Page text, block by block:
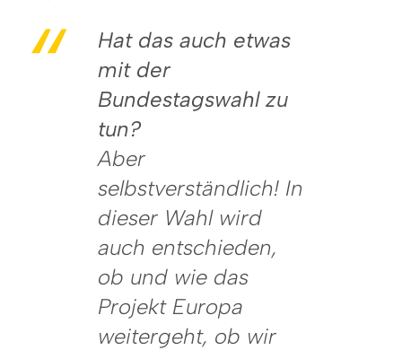
Hat das auch etwas
mit der
Bundestagswahl zu
tun?
Aber
selbstverständlich! In
dieser Wahl wird
auch entschieden,
ob und wie das
Projekt Europa
weitergeht, ob wir